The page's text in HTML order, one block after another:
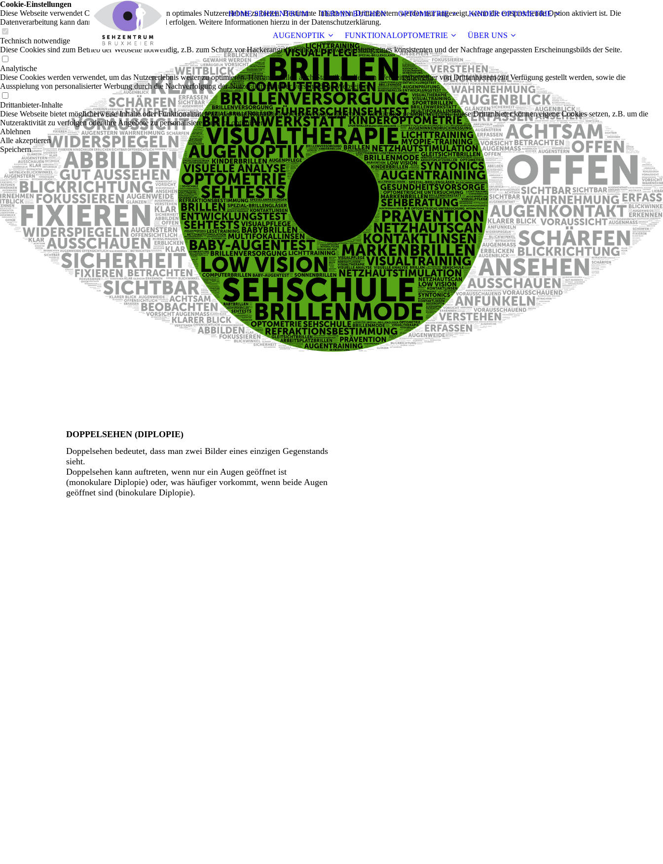
HOME SEHZENTRUM TERMIN BUCHEN OPTOMETRIE KINDER OPTOMETRIE
AUGENOPTIK FUNKTIONALOPTOMETRIE ÜBER UNS
DOPPELSEHEN (DIPLOPIE)
Doppelsehen bedeutet, dass man zwei Bilder eines einzigen Gegenstands
sieht.
Doppelsehen kann auftreten, wenn nur ein Augen geöffnet ist
(monokulare Diplopie) oder, was häufiger vorkommt, wenn beide Augen
geöffnet sind (binokulare Diplopie).
Cookie-Einstellungen
Diese Webseite verwendet Cookies, um Besuchern ein optimales Nutzererlebnis zu bieten. Bestimmte Inhalte von Drittanbietern werden nur angezeigt, wenn die entsprechende Option aktiviert ist. Die
Datenverarbeitung kann dann auch in einem Drittland erfolgen. Weitere Informationen hierzu in der Datenschutzerklärung.
Technisch notwendige
Diese Cookies sind zum Betrieb der Webseite notwendig, z.B. zum Schutz vor Hackerangriffen und zur Gewährleistung eines konsistenten und der Nachfrage angepassten Erscheinungsbilds der Seite.
Analytische
Diese Cookies werden verwendet, um das Nutzererlebnis weiter zu optimieren. Hierunter fallen auch Statistiken, die dem Webseitenbetreiber von Drittanbietern zur Verfügung gestellt werden, sowie die
Ausspielung von personalisierter Werbung durch die Nachverfolgung der Nutzeraktivität über verschiedene Webseiten.
Drittanbieter-Inhalte
Diese Webseite bietet möglicherweise Inhalte oder Funktionalitäten an, die von Drittanbietern eigenverantwortlich zur Verfügung gestellt werden. Diese Drittanbieter können eigene Cookies setzen, z.B. um die
Nutzeraktivität zu verfolgen oder ihre Angebote zu personalisieren und zu optimieren.
Ablehnen
Alle akzeptieren
Speichern